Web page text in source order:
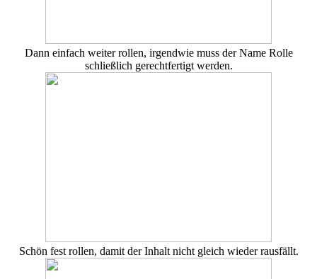
Dann einfach weiter rollen, irgendwie muss der Name Rolle
schließlich gerechtfertigt werden.
Schön fest rollen, damit der Inhalt nicht gleich wieder rausfällt.